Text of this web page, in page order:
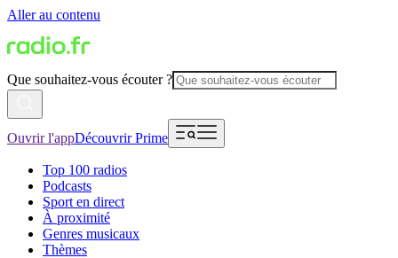
Aller au contenu
Que souhaitez-vous écouter ?
Ouvrir l'appDécouvrir Prime
Top 100 radios
Podcasts
Sport en direct
À proximité
Genres musicaux
Thèmes